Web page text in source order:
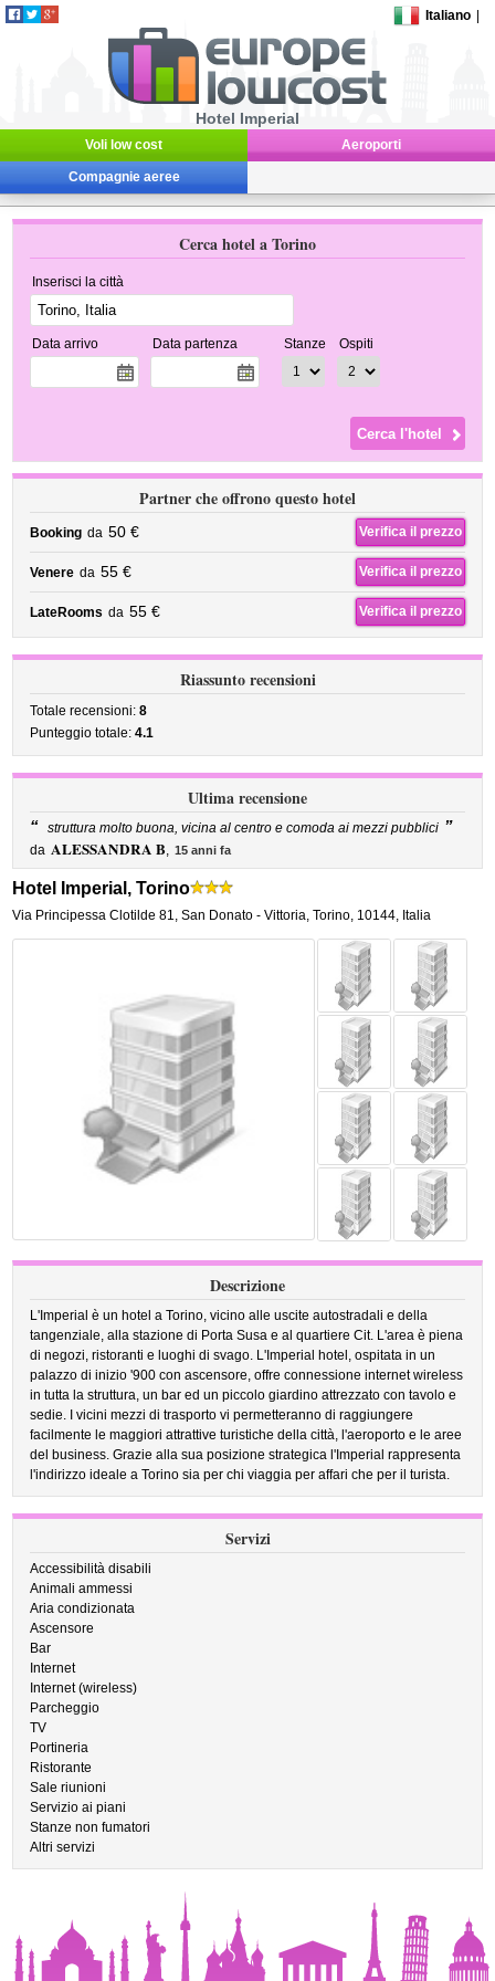
Italiano
Hotel Imperial
Voli low cost Aeroporti
Compagnie aeree
Cerca hotel a Torino
Inserisci la città
Data arrivo Data partenza Stanze Ospiti
Partner che offrono questo hotel
Booking da 50 € Verifica il prezzo
Venere da 55 € Verifica il prezzo
LateRooms da 55 € Verifica il prezzo
Riassunto recensioni
Totale recensioni:8
Punteggio totale:4.1
Ultima recensione
“ struttura molto buona, vicina al centro e comoda ai mezzi pubblici ”
da ALESSANDRA B, 15 anni fa
Hotel Imperial, Torino
Via Principessa Clotilde 81,San Donato - Vittoria, Torino, 10144, Italia
Descrizione
L'Imperial è un hotel a Torino, vicino alle uscite autostradali e della
tangenziale, alla stazione di Porta Susa e al quartiere Cit. L'area è piena
di negozi, ristoranti e luoghi di svago. L'Imperial hotel, ospitata in un
palazzo di inizio '900 con ascensore, offre connessione internet wireless
in tutta la struttura, un bar ed un piccolo giardino attrezzato con tavolo e
sedie. I vicini mezzi di trasporto vi permetteranno di raggiungere
facilmente le maggiori attrattive turistiche della città, l'aeroporto e le aree
del business. Grazie alla sua posizione strategica l'Imperial rappresenta
l'indirizzo ideale a Torino sia per chi viaggia per affari che per il turista.
Servizi
Accessibilità disabili
Animali ammessi
Aria condizionata
Ascensore
Bar
Internet
Internet (wireless)
Parcheggio
TV
Portineria
Ristorante
Sale riunioni
Servizio ai piani
Stanze non fumatori
Altri servizi